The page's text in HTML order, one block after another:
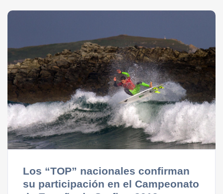
Los “TOP” nacionales confirman
su participación en el Campeonato